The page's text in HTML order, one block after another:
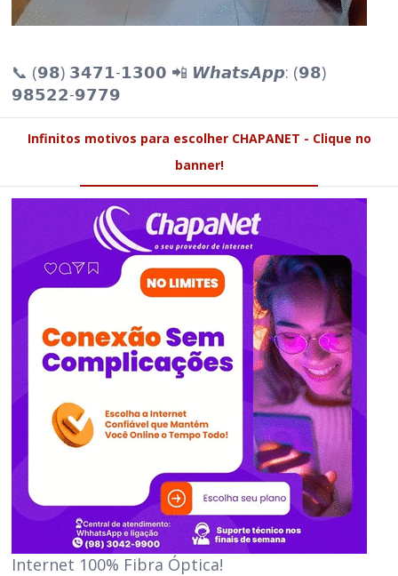
📞 (𝟵𝟴) 𝟯𝟰𝟳𝟭-𝟭𝟯𝟬𝟬 📲 𝙒𝙝𝙖𝙩𝙨𝘼𝙥𝙥: (𝟵𝟴)
𝟵𝟴𝟱𝟮𝟮-𝟵𝟳𝟳𝟵
Infinitos motivos para escolher CHAPANET - Clique no
banner!
Internet 100% Fibra Óptica!